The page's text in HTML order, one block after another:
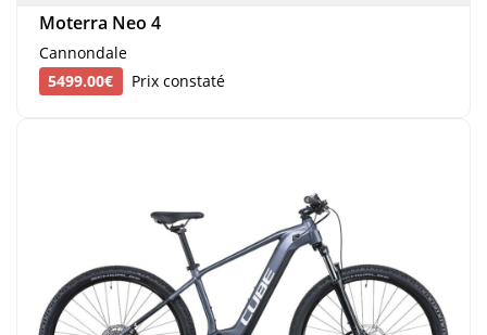
Moterra Neo 4
Cannondale
5499.00€
Prix constaté